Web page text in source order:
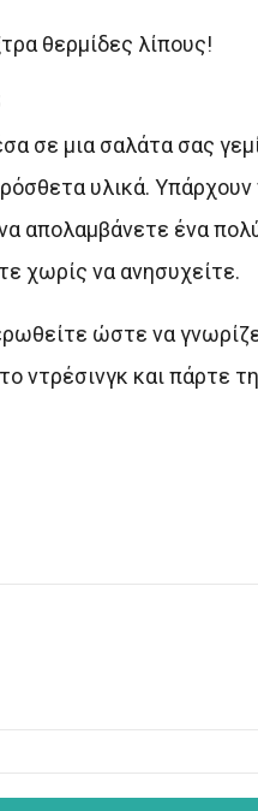
θερμίδες λίπους!
σε μια σαλάτα σας
υλικά. Υπάρχουν
απολαμβάνετε ένα
χωρίς να ανησυχείτε.
ώστε να
ντρέσινγκ και πάρτε